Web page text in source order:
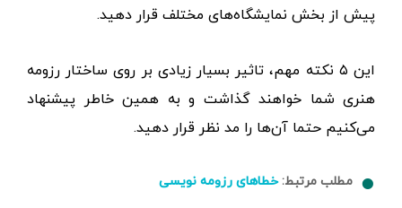
پیش از بخش نمایشگاه‌های مختلف قرار دهید.
این ۵ نکته مهم، تاثیر بسیار زیادی بر روی ساختار رزومه
هنری شما خواهند گذاشت و به همین خاطر پیشنهاد
می‌کنیم حتما آن‌ها را مد نظر قرار دهید.
مطلب مرتبط:خطاهای رزومه نویسی